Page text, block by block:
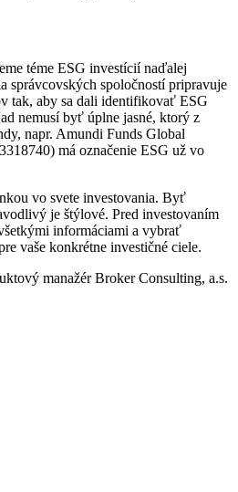
téme ESG investícií naďalej
správcovských spoločností pripravuje
tak, aby sa dali identifikovať ESG
nemusí byť úplne jasné, ktorý z
napr. Amundi Funds Global
má označenie ESG už vo
vo svete investovania. Byť
je štýlové. Pred investovaním
informáciami a vybrať
vaše konkrétne investičné ciele.
manažér Broker Consulting, a.s.